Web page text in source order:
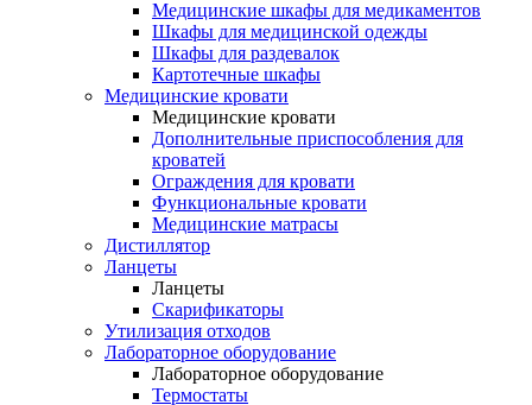
Медицинские шкафы для медикаментов
Шкафы для медицинской одежды
Шкафы для раздевалок
Картотечные шкафы
Медицинские кровати
Медицинские кровати
Дополнительные приспособления для
кроватей
Ограждения для кровати
Функциональные кровати
Медицинские матрасы
Дистиллятор
Ланцеты
Ланцеты
Скарификаторы
Утилизация отходов
Лабораторное оборудование
Лабораторное оборудование
Термостаты